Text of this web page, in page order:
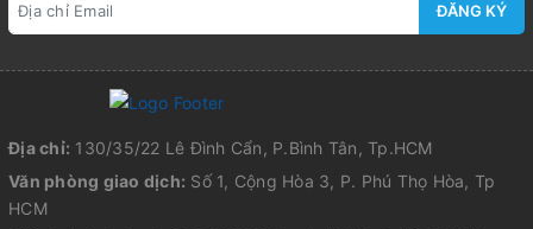
ĐĂNG KÝ
Địa chỉ: 130/35/22 Lê Đình Cẩn, P.Bình Tân, Tp.HCM
Văn phòng giao dịch: Số 1, Cộng Hòa 3, P. Phú Thọ Hòa, Tp
HCM